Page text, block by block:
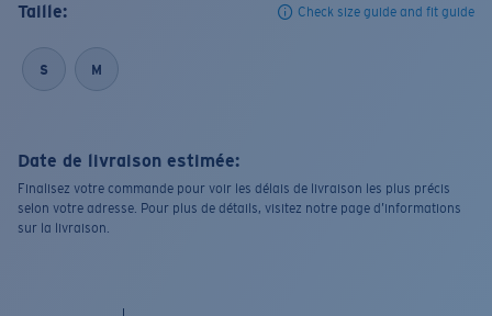
Taille: Check size guide and fit guide
S M
Date de livraison estimée:
Finalisez votre commande pour voir les délais de livraison les plus précis
selon votre adresse. Pour plus de détails, visitez notre page d’informations
sur la livraison.